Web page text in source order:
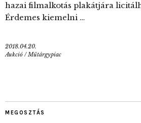
hazai filmalkotás plakátjára
Érdemes kiemelni …
2018.04.20.
Aukció /Műtárgypiac
MEGOSZTÁS